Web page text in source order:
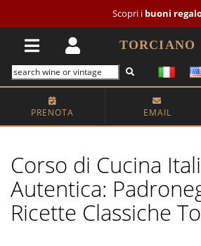
Scopri i buoni
TORCIANO
PRENOTA EMAIL
Corso di Cucina
Autentica:
Ricette Classiche